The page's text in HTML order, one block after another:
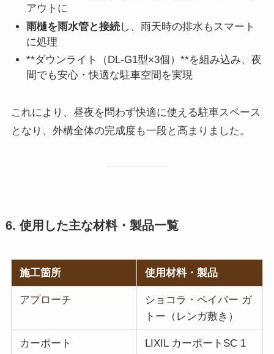
アウトに
雨樋を雨水管と接続し、雨天時の排水もスマート
に処理
**ダウンライト（DL-G1型×3個）**を組み込み、夜
間でも安心・快適な駐車空間を実現
これにより、昼夜を問わず快適に使える駐車スペース
となり、外構全体の完成度も一段と高まりました。
6. 使用した主な材料・製品一覧
施工箇所 使用材料・製品
アプローチ
ショコラ・ペイバー ガ
トー（レンガ敷き）
カーポート LIXIL カーポートSC 1